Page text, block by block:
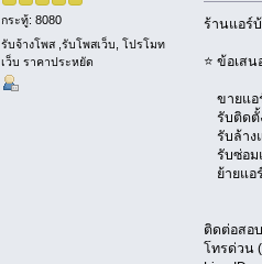
กระทู้: 8080
รับจ้างโพส ,รับโพสเว็บ, โปรโมท
เว็บ ราคาประหยัด
ร้านแอร์
⭐ ข้อเส
ขายแอ
รับติดตั้
รับล้าง
รับซ่อม
ย้ายแอ
ติดต่อสอ
โทรด่วน